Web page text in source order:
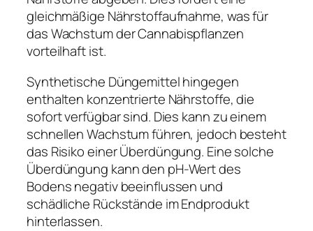
gleichmäßige Nährstoffaufnahme, was für
das Wachstum der Cannabispflanzen
vorteilhaft ist.
Synthetische Düngemittel hingegen
enthalten konzentrierte Nährstoffe, die
sofort verfügbar sind. Dies kann zu einem
schnellen Wachstum führen, jedoch besteht
das Risiko einer Überdüngung. Eine solche
Überdüngung kann den pH-Wert des
Bodens negativ beeinflussen und
schädliche Rückstände im Endprodukt
hinterlassen.